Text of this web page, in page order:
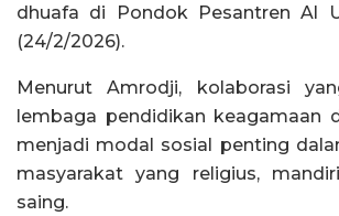
dhuafa di Pondok Pesantren Al
(24/2/2026).
Menurut Amrodji, kolaborasi
lembaga pendidikan keagamaan
menjadi modal sosial penting
masyarakat yang religius,
saing.